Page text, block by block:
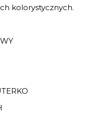
kolorystycznych.